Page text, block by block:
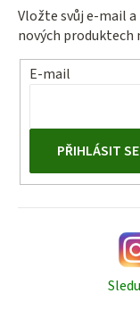
Vložte svůj e-mail
nových produktech
E-mail
PŘIHLÁSIT SE